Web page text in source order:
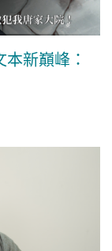
新巔峰：